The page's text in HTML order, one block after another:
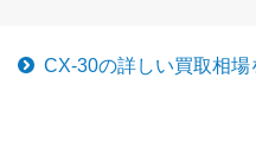
CX-30の詳しい買取相場